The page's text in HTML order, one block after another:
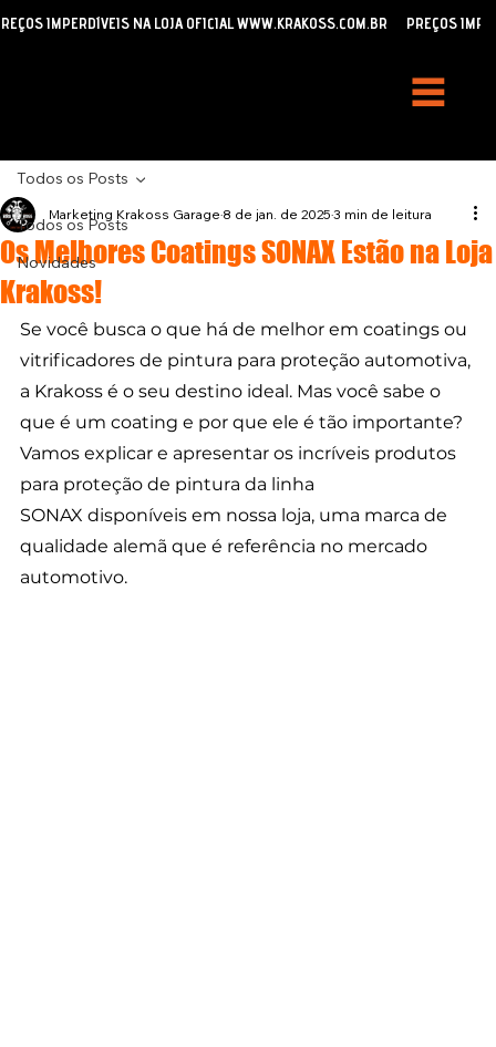
IMPERDÍVEIS NA LOJA OFICIAL WWW.KRAKOSS.COM.BR
Todos os Posts
Novidades
Todos os Posts
Os Melhores Coatings SONAX Estão na Loja
Krakoss!
Marketing Krakoss Garage 8 de jan. de 2025 3 min de leitura
Se você busca o que há de melhor em coatings ou
vitrificadores de pintura para proteção automotiva,
a Krakoss é o seu destino ideal. Mas você sabe o
que é um coating e por que ele é tão importante?
Vamos explicar e apresentar os incríveis produtos
para proteção de pintura da linha
SONAX disponíveis em nossa loja, uma marca de
qualidade alemã que é referência no mercado
automotivo.